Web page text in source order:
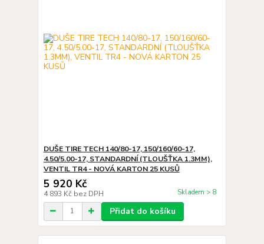
DUŠE TIRE TECH 140/80-17, 150/160/60-17,
4.50/5.00-17, STANDARDNÍ (TLOUŠŤKA 1.3MM),
VENTIL TR4 - NOVÁ KARTON 25 KUSŮ
5 920 Kč
4 893 Kč bez DPH Skladem > 8
Přidat do košíku